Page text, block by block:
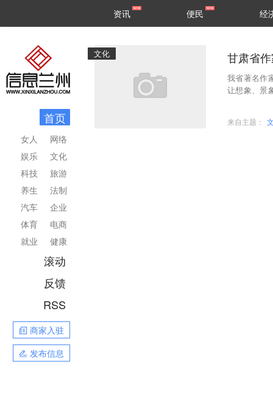
区县
资讯 便民 经
首页
网络
文化
旅游
法制
企业
电商
健康
女人
娱乐
科技
养生
汽车
体育
就业
滚动
反馈
RSS
商家入驻
发布信息
文化 甘肃省
我省著名作
让想象、景
来自主题：